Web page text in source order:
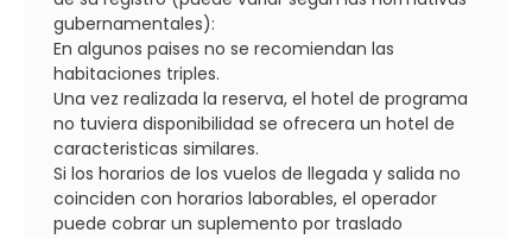
gubernamentales):
En algunos paises no se recomiendan las
habitaciones triples.
Una vez realizada la reserva, el hotel de programa
no tuviera disponibilidad se ofrecera un hotel de
caracteristicas similares.
Si los horarios de los vuelos de llegada y salida no
coinciden con horarios laborables, el operador
puede cobrar un suplemento por traslado